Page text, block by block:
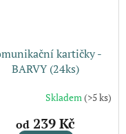
kartičky -
BARVY (24ks)
Skladem (>5 ks)
od 239 Kč